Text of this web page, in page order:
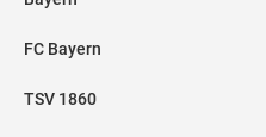
FC Bayern
TSV 1860